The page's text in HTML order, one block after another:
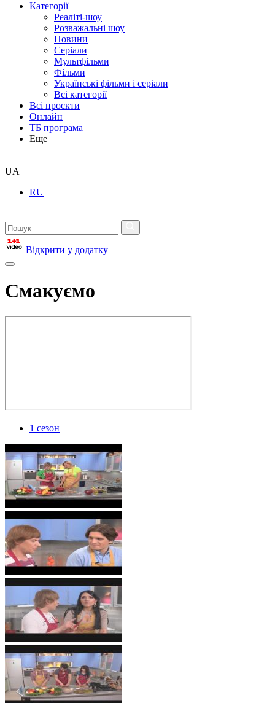
Категорії
Реаліті-шоу
Розважальні шоу
Новини
Серіали
Мультфільми
Фільми
Українські фільми і серіали
Всі категорії
Всі проєкти
Онлайн
ТБ програма
Еще
UA
RU
Відкрити у додатку
Смакуємо
1 сезон